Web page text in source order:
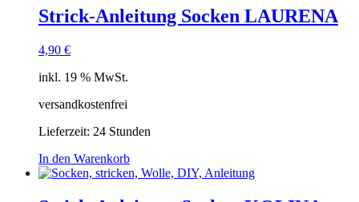
Strick-Anleitung Socken LAURENA
4,90 €
inkl. 19 % MwSt.
versandkostenfrei
Lieferzeit: 24 Stunden
In den Warenkorb